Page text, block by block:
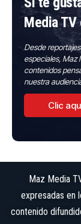
Media TV
Desde
especiales, Maz
contenidos
nuestra
Clic
Maz Media
expresadas en
contenido